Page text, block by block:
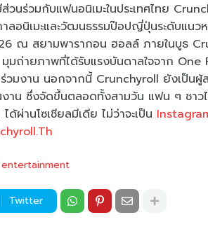
วนร่วมกับแฟนอนิเมะในประเทศไทย
อนิเมะและวัฒนธรรมป๊อปญี่ปุ่นระดับแนวห
ณ สยามพารากอน ฮอลล์ ภายในบูธ
มถ่ายภาพที่ได้รับแรงบันดาลใจจาก
วมงาน นอกจากนี้ Crunchyroll ยังเป็น
าน ซึ่งจัดขึ้นตลอดทั้งสามวัน แฟน ๆ ชาว
ผ่านโซเชียลมีเดีย ไม่ว่าจะเป็น
entertainment
Twitter